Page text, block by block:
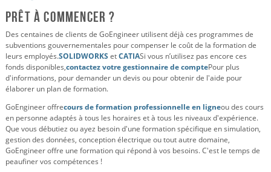
Prêt à commencer ?
Des centaines de clients de GoEngineer utilisent déjà ces programmes de
subventions gouvernementales pour compenser le coût de la formation de
leurs employés.SOLIDWORKS etCATIASi vous n’utilisez pas encore ces
fonds disponibles,contactez votre gestionnaire de comptePour plus
d'informations, pour demander un devis ou pour obtenir de l'aide pour
élaborer un plan de formation.
GoEngineer offrecours de formation professionnelle en ligneou des cours
en personne adaptés à tous les horaires et à tous les niveaux d'expérience.
Que vous débutiez ou ayez besoin d'une formation spécifique en simulation,
gestion des données, conception électrique ou tout autre domaine,
GoEngineer offre une formation qui répond à vos besoins. C'est le temps de
peaufiner vos compétences !